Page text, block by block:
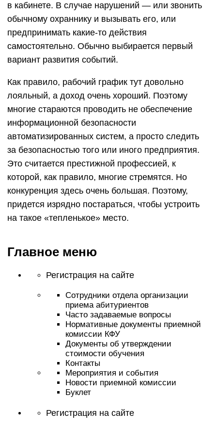
в кабинете. В случае нарушений — или звонить
обычному охраннику и вызывать его, или
предпринимать какие-то действия
самостоятельно. Обычно выбирается первый
вариант развития событий.
Как правило, рабочий график тут довольно
лояльный, а доход очень хороший. Поэтому
многие стараются проводить не обеспечение
информационной безопасности
автоматизированных систем, а просто следить
за безопасностью того или иного предприятия.
Это считается престижной профессией, к
которой, как правило, многие стремятся. Но
конкуренция здесь очень большая. Поэтому,
придется изрядно постараться, чтобы устроить
на такое «тепленькое» место.
Главное меню
Регистрация на сайте
Сотрудники отдела организации
приема абитуриентов
Часто задаваемые вопросы
Нормативные документы приемной
комиссии КФУ
Документы об утверждении
стоимости обучения
Контакты
Мероприятия и события
Новости приемной комиссии
Буклет
Регистрация на сайте